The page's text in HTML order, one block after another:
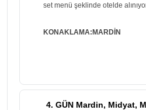
set menü şeklinde otelde
KONAKLAMA:MARDİN
4. GÜN Mardin, Midyat,